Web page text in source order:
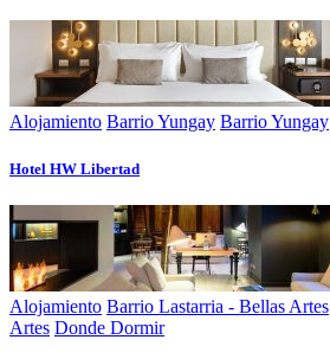
Alojamiento Barrio Yungay Barrio Yungay
Hotel HW Libertad
Alojamiento Barrio Lastarria - Bellas Artes
Artes Donde Dormir